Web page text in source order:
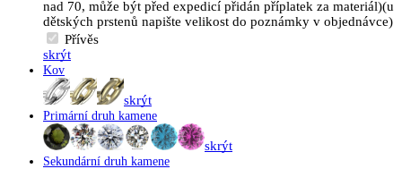
nad 70, může být před expedicí přidán příplatek za materiál)(u
dětských prstenů napište velikost do poznámky v objednávce)
Přívěs
skrýt
Kov
skrýt
Primární druh kamene
skrýt
Sekundární druh kamene